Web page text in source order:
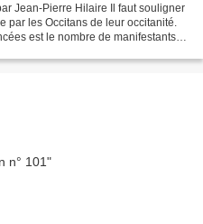
Jean‐Pierre Hilaire Il faut souligner
par les Occitans de leur occitanité.
est le nombre de manifestants